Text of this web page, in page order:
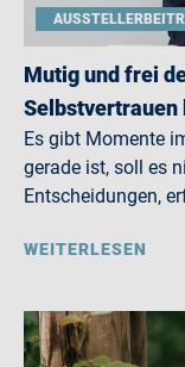
Mutig und frei
Es gibt Momente
gerade ist, soll es
Entscheidungen,
WEITERLESEN